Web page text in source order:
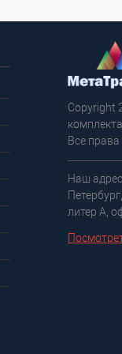
Copyright
Все
Наш
литер А,